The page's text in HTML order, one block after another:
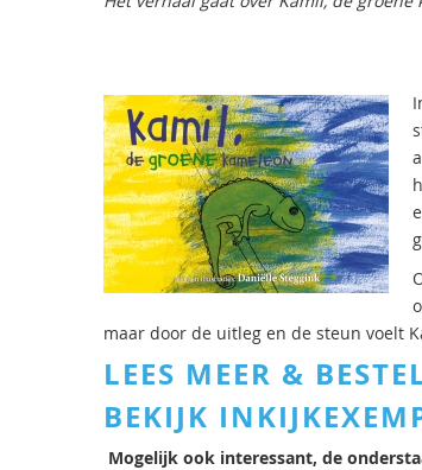
maar door de uitleg en de steun voelt
LEES MEER &
BEKIJK
Mogelijk ook interessant, de